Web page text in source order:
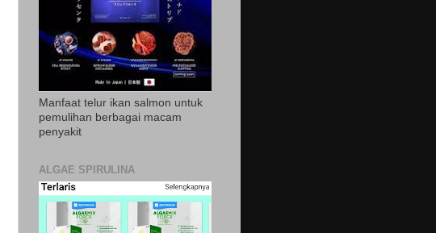
Manfaat telur ikan salmon untuk
pemulihan berbagai macam
penyakit
ALGAE SPIRULINA